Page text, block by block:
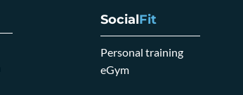
SocialFit
Personal training
eGym